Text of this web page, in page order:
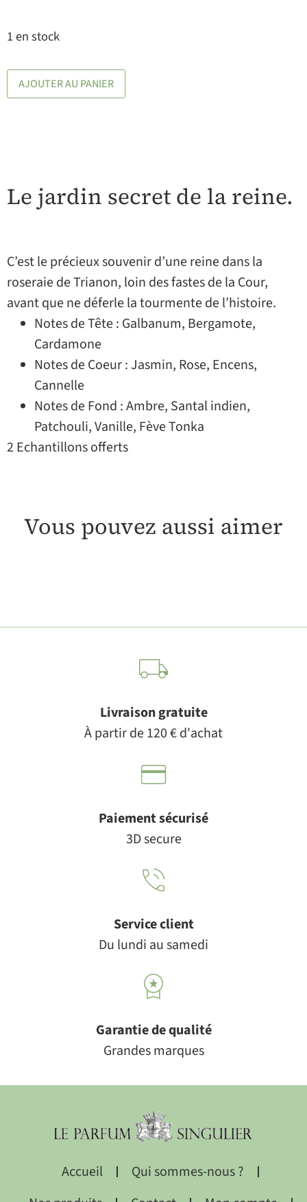
1 en stock
AJOUTER AU PANIER
Le jardin secret de la reine.
C’est le précieux souvenir d’une reine dans la
roseraie de Trianon, loin des fastes de la Cour,
avant que ne déferle la tourmente de l’histoire.
Notes de Tête : Galbanum, Bergamote,
Cardamone
Notes de Coeur : Jasmin, Rose, Encens,
Cannelle
Notes de Fond : Ambre, Santal indien,
Patchouli, Vanille, Fève Tonka
2 Echantillons offerts
Vous pouvez aussi aimer
Livraison gratuite
À partir de 120 € d'achat
Paiement sécurisé
3D secure
Service client
Du lundi au samedi
Garantie de qualité
Grandes marques
Accueil
Qui sommes-nous ?